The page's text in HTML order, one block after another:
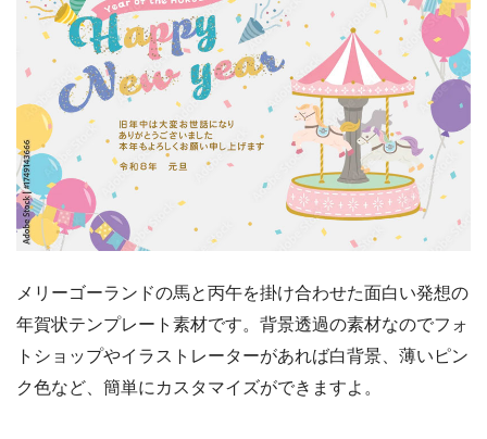
メリーゴーランドの馬と丙午を掛け合わせた面白い発想の
年賀状テンプレート素材です。背景透過の素材なのでフォ
トショップやイラストレーターがあれば白背景、薄いピン
ク色など、簡単にカスタマイズができますよ。